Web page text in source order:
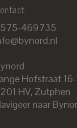
469735
Hofstraat
HV, Zutphen
naar